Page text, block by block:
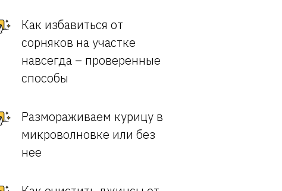
Как избавиться от
сорняков на участке
навсегда – проверенные
способы
Размораживаем курицу в
микроволновке или без
нее